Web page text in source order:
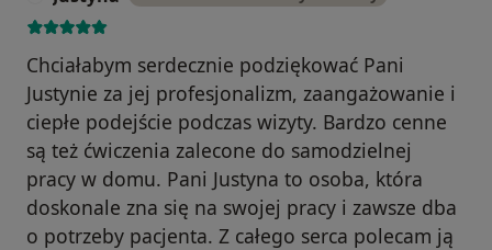
Chciałabym serdecznie podziękować Pani
Justynie za jej profesjonalizm, zaangażowanie i
ciepłe podejście podczas wizyty. Bardzo cenne
są też ćwiczenia zalecone do samodzielnej
pracy w domu. Pani Justyna to osoba, która
doskonale zna się na swojej pracy i zawsze dba
o potrzeby pacjenta. Z całego serca polecam ją